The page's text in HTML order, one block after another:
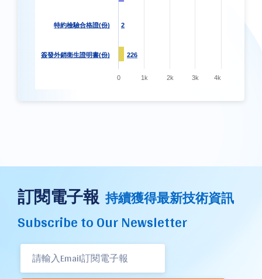
2
2
226
226
特約檢驗合格證(份)
簽發外銷衛生證明書(份)
0 1k 2k 3k 4k
訂閱電子報 持續獲得最新技術資訊
Subscribe to Our Newsletter